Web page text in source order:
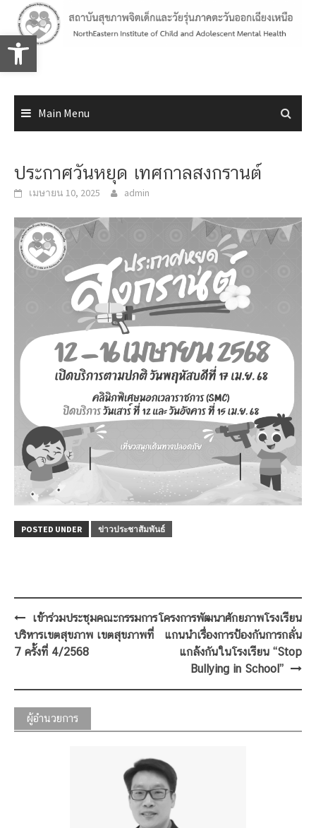
Open toolbar
content
Main Menu
ประกาศวันหยุด เทศกาลสงกรานต์
เมษายน 10, 2025 admin
POSTED UNDER ข่าวประชาสัมพันธ์
Post
navigation
เข้าร่วมประชุมคณะกรรมการ
บริหารเขตสุขภาพ เขตสุขภาพที่
7 ครั้งที่ 4/2568
โครงการพัฒนาศักยภาพโรงเรียน
แกนนำเรื่องการป้องกันการกลั่น
แกล้งกันในโรงเรียน “Stop
Bullying in School”
ผู้อำนวยการ